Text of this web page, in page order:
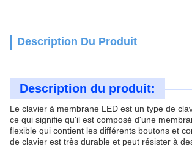
Description Du Produit
Description du produit:
Le clavier à membrane LED est un type de
ce qui signifie qu'il est composé d'une
flexible qui contient les différents boutons et
de clavier est très durable et peut résister à